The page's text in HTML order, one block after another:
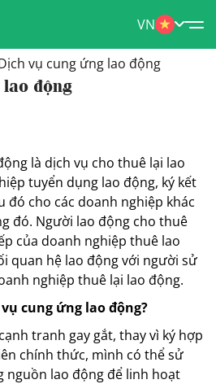
VN
vụ cung ứng lao động
động
là dịch vụ cho thuê lại lao
tuyển dụng lao động, ký kết
đó cho các doanh nghiệp khác
đó. Người lao động cho thuê
của doanh nghiệp thuê lao
quan hệ lao động với người sử
nghiệp thuê lại lao động.
cung ứng lao động?
tranh gay gắt, thay vì ký hợp
chính thức, mình có thể sử
nguồn lao động để linh hoạt